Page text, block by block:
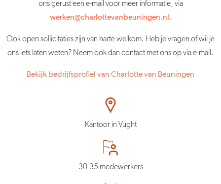
ons gerust een e-mail voor meer informatie, via
werken@charlottevanbeuningen.nl.
Ook open sollicitaties zijn van harte welkom. Heb je vragen of wil je
ons iets laten weten? Neem ook dan contact met ons op via e-mail.
Bekijk bedrijfsprofiel van Charlotte van Beuningen
Kantoor in Vught
30-35 medewerkers